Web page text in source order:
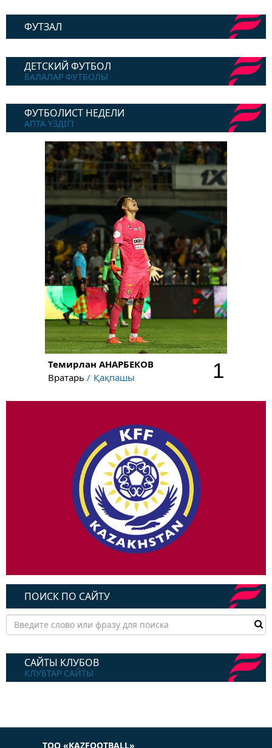
ФУТЗАЛ
ДЕТСКИЙ ФУТБОЛ
БАЛАЛАР ФУТБОЛЫ
ФУТБОЛИСТ НЕДЕЛИ
АПТА ҮЗДІГІ
Темирлан АНАРБЕКОВ
Вратарь
Қақпашы 1
ПОИСК ПО САЙТУ
САЙТЫ КЛУБОВ
КЛУБТАР САЙТЫ
ТОО «KAZFOOTBALL»